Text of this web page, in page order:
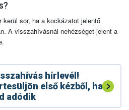
sor, ha a kockázatot jelentő
A visszahívásnál nehézséget jelent a
hírlevél!
első kézből, ha
adódik